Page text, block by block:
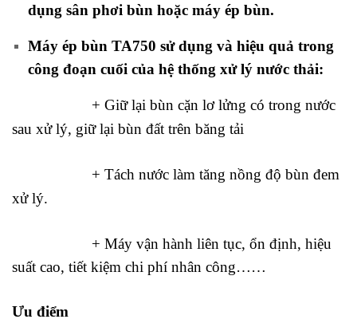
dụng sân phơi bùn hoặc máy ép bùn.
Máy ép bùn TA750 sử dụng và hiệu quả trong
công đoạn cuối của hệ thống xử lý nước thải:
+ Giữ lại bùn cặn lơ lửng có trong nước
sau xử lý, giữ lại bùn đất trên băng tải
+ Tách nước làm tăng nồng độ bùn đem
xử lý.
+ Máy vận hành liên tục, ổn định, hiệu
suất cao, tiết kiệm chi phí nhân công……
Ưu điểm